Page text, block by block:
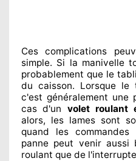
Ces complications
simple. Si la manivelle
probablement que le
du caisson. Lorsque le
c'est généralement une
cas d'un volet roulant
alors, les lames sont
quand les commandes
panne peut venir
roulant que de